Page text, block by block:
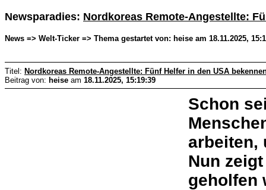
Newsparadies: Nordkoreas Remote-Angestellte:
News => Welt-Ticker => Thema gestartet von: heise am 18.11.2025,
Titel: Nordkoreas Remote-Angestellte: Fünf Helfer in den USA
Beitrag von: heise am 18.11.2025, 15:19:39
Schon
arbeiten,
Nun
geholfen